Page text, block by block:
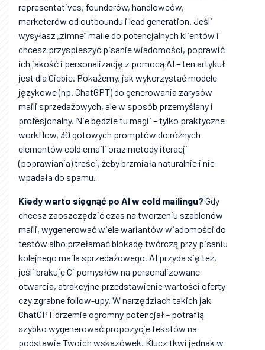
representatives, founderów, handlowców,
marketerów od outboundu i lead generation. Jeśli
wysyłasz „zimne” maile do potencjalnych klientów i
chcesz przyspieszyć pisanie wiadomości, poprawić
ich jakość i personalizację z pomocą AI – ten artykuł
jest dla Ciebie. Pokażemy, jak wykorzystać modele
językowe (np. ChatGPT) do generowania zarysów
maili sprzedażowych, ale w sposób przemyślany i
profesjonalny. Nie będzie tu magii – tylko praktyczne
workflow, 30 gotowych promptów do różnych
elementów cold emaili oraz metody iteracji
(poprawiania) treści, żeby brzmiała naturalnie i nie
wpadała do spamu.
Kiedy warto sięgnąć po AI w cold mailingu?Gdy
chcesz zaoszczędzić czas na tworzeniu szablonów
maili, wygenerować wiele wariantów wiadomości do
testów albo przełamać blokadę twórczą przy pisaniu
kolejnego maila sprzedażowego. AI przyda się też,
jeśli brakuje Ci pomysłów na personalizowane
otwarcia, atrakcyjne przedstawienie wartości oferty
czy zgrabne follow-upy. W narzędziach takich jak
ChatGPT drzemie ogromny potencjał – potrafią
szybko wygenerować propozycje tekstów na
podstawie Twoich wskazówek. Klucz tkwi jednak w